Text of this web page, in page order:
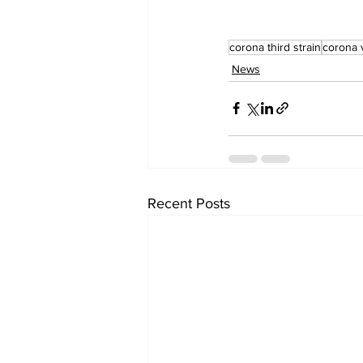
corona third straincorona
News
Recent Posts